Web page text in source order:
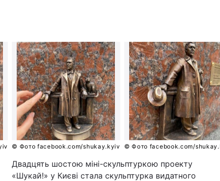
© Фото facebook.com/shukay.kyiv © Фото facebook.com/
Двадцять шостою міні-скульптуркою проекту
«Шукай!» у Києві стала скульптурка видатного